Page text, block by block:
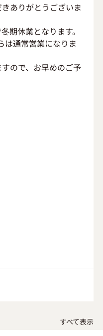
ありがとうございま
期休業となります。
は通常営業になりま
ので、お早めのご予
すべて表示